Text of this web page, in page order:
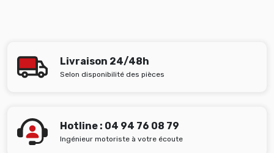
Livraison 24/48h
Selon disponibilité des pièces
Hotline : 04 94 76 08 79
Ingénieur motoriste à votre écoute